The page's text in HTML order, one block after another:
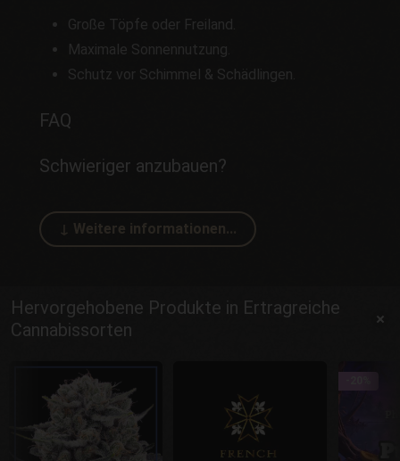
Große Töpfe oder Freiland.
Maximale Sonnennutzung.
Schutz vor Schimmel & Schädlingen.
FAQ
Schwieriger anzubauen?
Hervorgehobene Produkte in Ertragreiche
Cannabissorten